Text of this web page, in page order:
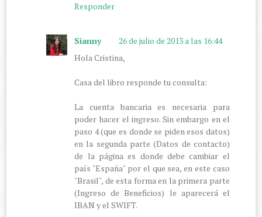
Responder
Sianny
26 de julio de 2013 a las 16:44
Hola Cristina,
Casa del libro responde tu consulta:
La cuenta bancaria es necesaria para
poder hacer el ingreso. Sin embargo en el
paso 4 (que es donde se piden esos datos)
en la segunda parte (Datos de contacto)
de la página es donde debe cambiar el
país "España" por el que sea, en este caso
"Brasil", de esta forma en la primera parte
(Ingreso de Beneficios) le aparecerá el
IBAN y el SWIFT.